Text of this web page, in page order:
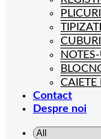
PLICURI
CAIETE
Contact
Despre noi